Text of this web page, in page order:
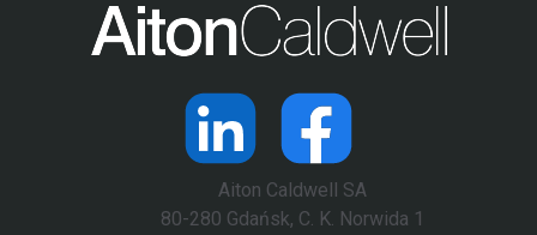
Aiton Caldwell SA
80-280 Gdańsk, C. K. Norwida 1